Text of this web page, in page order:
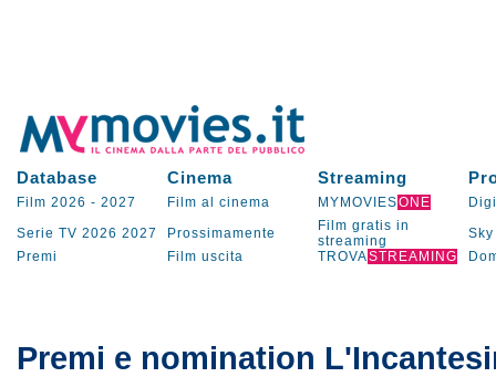
Database Cinema Streaming
Film 2026 - 2027 Film al cinema MYMOVIESONE
Serie TV 2026 2027 Prossimamente
Film gratis in
streaming
Sky
Premi
Film uscita TROVASTREAMING
Premi e nomination